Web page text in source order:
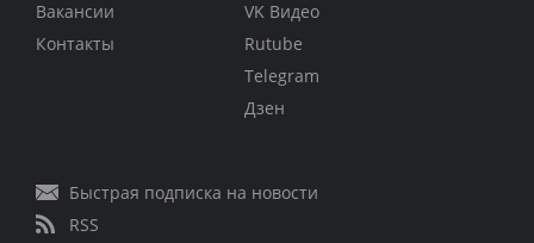
Вакансии
Контакты
VK Видео
Rutube
Telegram
Дзен
Быстрая подписка на новости
RSS